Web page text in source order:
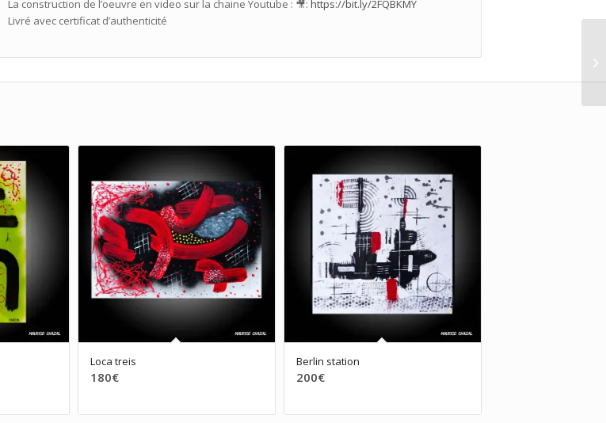
La construction de l’oeuvre en video sur la chaine Youtube : 🎥: https://bit.ly/2FQBKMY
Livré avec certificat d’authenticité
Loca treis
180€
Berlin station
200€